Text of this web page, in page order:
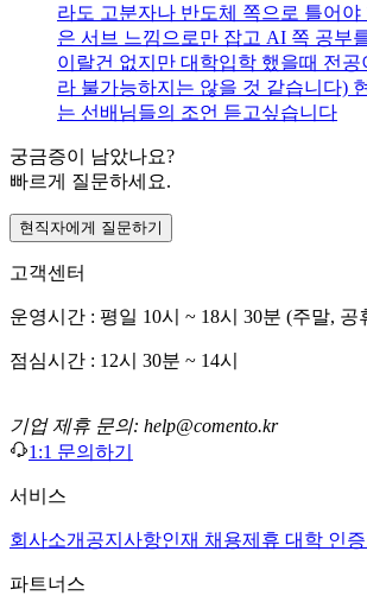
라도 고분자나 반도체 쪽으로 틀어
은 서브 느낌으로만 잡고 AI 쪽 공부
이랄건 없지만 대학입학 했을때 전공
라 불가능하지는 않을 것 같습니다)
는 선배님들의 조언 듣고싶습니다
궁금증이 남았나요?
빠르게 질문하세요.
현직자에게 질문하기
고객센터
운영시간 : 평일 10시 ~ 18시 30분 (주말, 공
점심시간 : 12시 30분 ~ 14시
기업 제휴 문의: help@comento.kr
1:1 문의하기
서비스
회사소개 공지사항인재 채용제휴 대학 인증
파트너스